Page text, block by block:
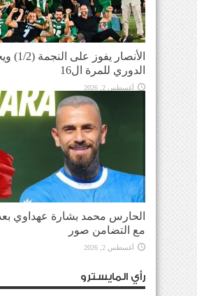
الأنصار
الدوري للمرة ال16
أغسطس 2, 2026
الحارس محمد بشارة عهداوي
مع التضامن صور
أغسطس 2, 2026
رأي المايسترو